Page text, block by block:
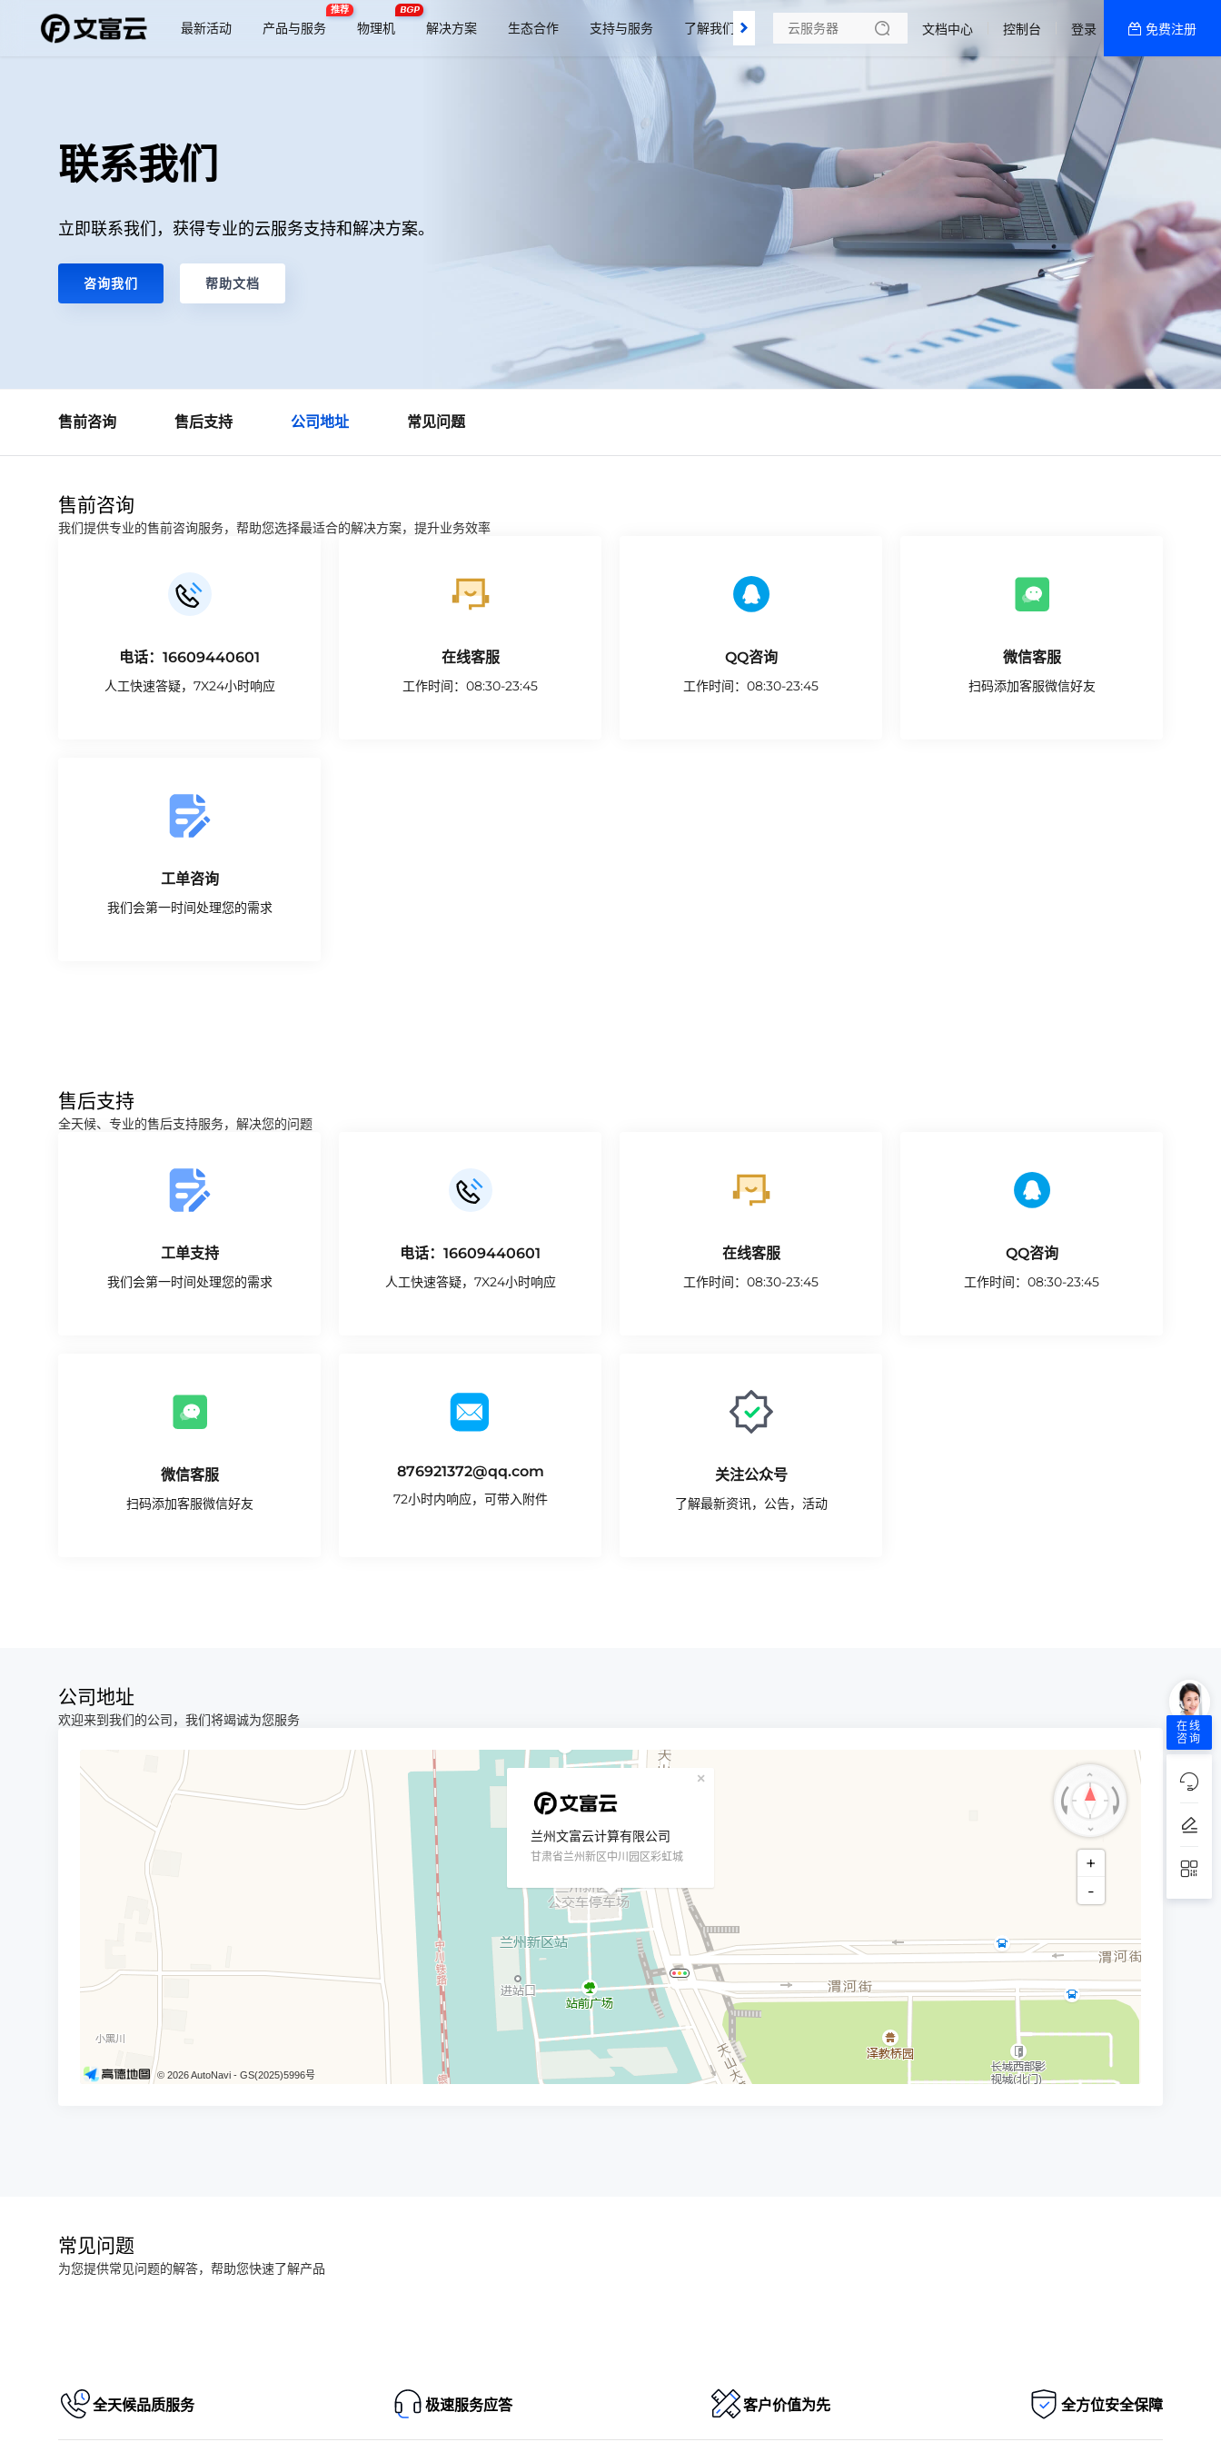
最新活动 产品与服务
推荐
物理机
BGP
解决方案 生态合作 支持与服务
了解我们
全部产品
热销推荐
文档中心 控制台 登录 免费注册
联系我们
立即联系我们，获得专业的云服务支持和解决方案。
咨询我们 帮助文档
售前咨询 售后支持 公司地址 常见问题
售前咨询
我们提供专业的售前咨询服务，帮助您选择最适合的解决方案，提升业务效率
电话：16609440601
人工快速答疑，7X24小时响应
在线客服
工作时间：08:30-23:45
QQ咨询
工作时间：08:30-23:45
微信客服
扫码添加客服微信好友
工单咨询
我们会第一时间处理您的需求
售后支持
全天候、专业的售后支持服务，解决您的问题
工单支持
我们会第一时间处理您的需求
电话：16609440601
人工快速答疑，7X24小时响应
在线客服
工作时间：08:30-23:45
QQ咨询
工作时间：08:30-23:45
微信客服
扫码添加客服微信好友
876921372@qq.com
72小时内响应，可带入附件
关注公众号
了解最新资讯，公告，活动
公司地址
欢迎来到我们的公司，我们将竭诚为您服务
兰州文富云计算有限公司
甘肃省兰州新区中川园区彩虹城
×
+
-
© 2026 AutoNavi - GS(2025)5996号
常见问题
为您提供常见问题的解答，帮助您快速了解产品
全天候品质服务 极速服务应答 客户价值为先 全方位安全保障
在线
咨询